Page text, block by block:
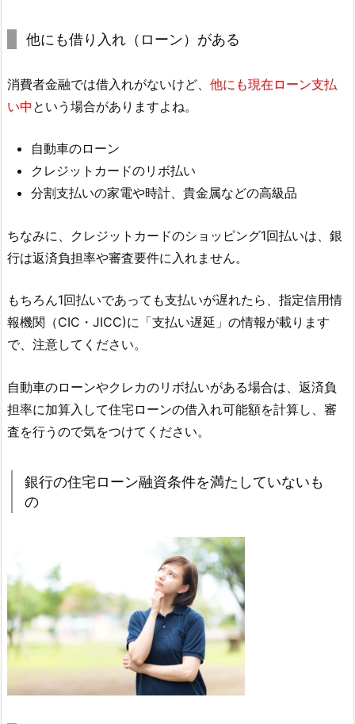
他にも借り入れ（ローン）がある
消費者金融では借入れがないけど、 他にも現在ローン支払
い中 という場合がありますよね。
自動車のローン
クレジットカードのリボ払い
分割支払いの家電や時計、貴金属などの高級品
ちなみに、クレジットカードのショッピング1回払いは、銀
行は返済負担率や審査要件に入れません。
もちろん1回払いであっても支払いが遅れたら、指定信用情
報機関（CIC・JICC)に「支払い遅延」の情報が載ります
で、注意してください。
自動車のローンやクレカのリボ払いがある場合は、返済負
担率に加算入して住宅ローンの借入れ可能額を計算し、審
査を行うので気をつけてください。
銀行の住宅ローン融資条件を満たしていないも
の